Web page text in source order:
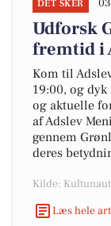
DET SKER
Udforsk
fremtid i
Kom til
19:00, og
og aktuelle
af Adslev
gennem
deres
Kilde: Kultunaut
Læs hele